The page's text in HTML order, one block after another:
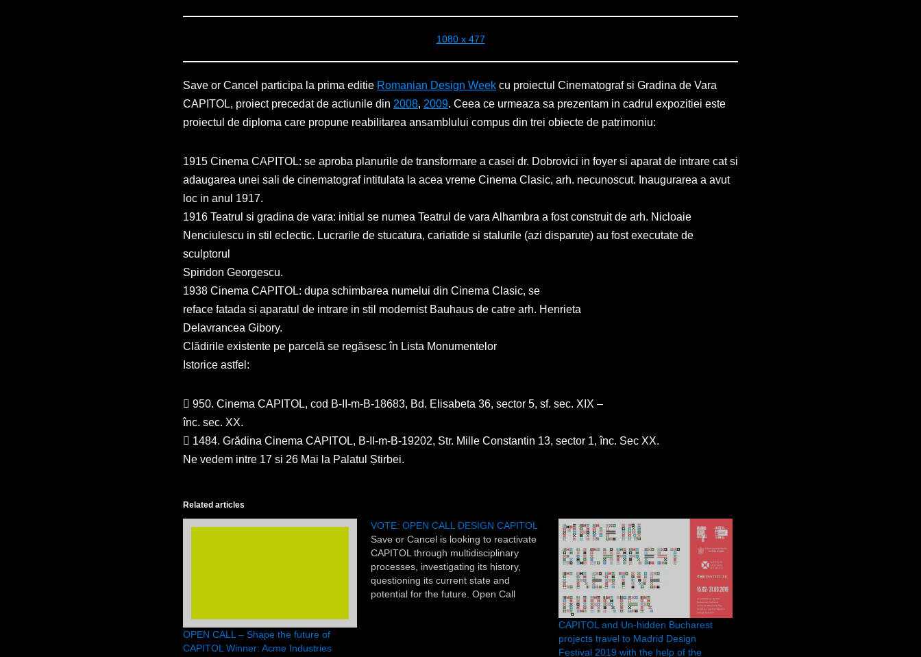
1080 x 477
Save or Cancel participa la prima editie Romanian Design Week cu proiectul Cinematograf si Gradina de Vara
CAPITOL, proiect precedat de actiunile din 2008, 2009. Ceea ce urmeaza sa prezentam in cadrul expozitiei este
proiectul de diploma care propune reabilitarea ansamblului compus din trei obiecte de patrimoniu:
1915 Cinema CAPITOL: se aproba planurile de transformare a casei dr. Dobrovici in foyer si aparat de intrare cat si
adaugarea unei sali de cinematograf intitulata la acea vreme Cinema Clasic, arh. necunoscut. Inaugurarea a avut
loc in anul 1917.
1916 Teatrul si gradina de vara: initial se numea Teatrul de vara Alhambra a fost construit de arh. Nicloaie
Nenciulescu in stil eclectic. Lucrarile de stucatura, cariatide si stalurile (azi disparute) au fost executate de
sculptorul
Spiridon Georgescu.
1938 Cinema CAPITOL: dupa schimbarea numelui din Cinema Clasic, se
reface fatada si aparatul de intrare in stil modernist Bauhaus de catre arh. Henrieta
Delavrancea Gibory.
Clădirile existente pe parcelă se regăsesc în Lista Monumentelor
Istorice astfel:
 950. Cinema CAPITOL, cod B-II-m-B-18683, Bd. Elisabeta 36, sector 5, sf. sec. XIX –
înc. sec. XX.
 1484. Grădina Cinema CAPITOL, B-II-m-B-19202, Str. Mille Constantin 13, sector 1, înc. Sec XX.
Ne vedem intre 17 si 26 Mai la Palatul Știrbei.
Related articles
OPEN CALL – Shape the future of
CAPITOL Winner: Acme Industries
VOTE: OPEN CALL DESIGN CAPITOL
Save or Cancel is looking to reactivate
CAPITOL through multidisciplinary
processes, investigating its history,
questioning its current state and
potential for the future. Open Call
CAPITOL and Un-hidden Bucharest
projects travel to Madrid Design
Festival 2019 with the help of the